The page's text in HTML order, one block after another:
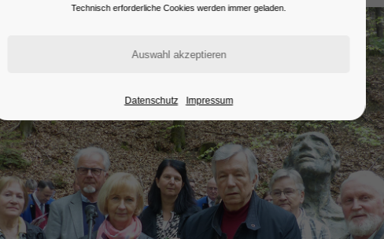
Technisch erforderliche Cookies werden immer geladen.
Datenschutz Impressum